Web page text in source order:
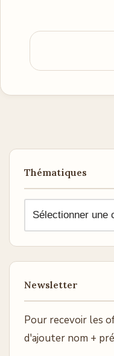
Thématiques
Newsletter
Pour recevoir les
d'ajouter nom +